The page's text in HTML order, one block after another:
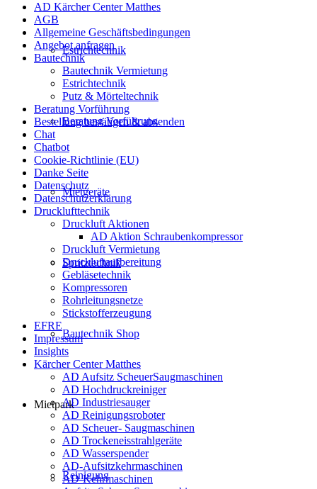
Estrichtechnik
Beratung Vorführung
Mietgeräte
Spritztechnik
Bautechnik Shop
Mietpark
Reinigung
AD Kärcher Center Matthes
AGB
Allgemeine Geschäftsbedingungen
Angebot anfragen
Bautechnik
Bautechnik Vermietung
Estrichtechnik
Putz & Mörteltechnik
Beratung Vorführung
Bestellung bestätigen & absenden
Chat
Chatbot
Cookie-Richtlinie (EU)
Danke Seite
Datenschutz
Datenschutzerklärung
Drucklufttechnik
Druckluft Aktionen
AD Aktion Schraubenkompressor
Druckluft Vermietung
Druckluftaufbereitung
Gebläsetechnik
Kompressoren
Rohrleitungsnetze
Stickstofferzeugung
EFRE
Impressum
Insights
Kärcher Center Matthes
AD Aufsitz ScheuerSaugmaschinen
AD Hochdruckreiniger
AD Industriesauger
AD Reinigungsroboter
AD Scheuer- Saugmaschinen
AD Trockeneisstrahlgeräte
AD Wasserspender
AD-Aufsitzkehrmaschinen
AD-Kehrmaschinen